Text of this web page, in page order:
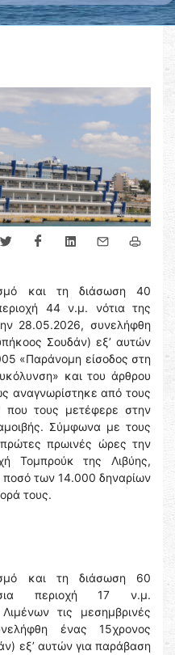
και τη διάσωση 40
44 ν.μ. νότια της
28.05.2026, συνελήφθη
Σουδάν) εξ’ αυτών
«Παράνομη είσοδος στη
και του άρθρου
αναγνωρίστηκε από τους
που τους μετέφερε στην
Σύμφωνα με τους
πρωινές ώρες την
Τομπρούκ της Λιβύης,
ποσό των 14.000 δηναρίων
τους.
και τη διάσωση 60
περιοχή 17 ν.μ.
τις μεσημβρινές
ένας 15χρονος
εξ’ αυτών για παράβαση